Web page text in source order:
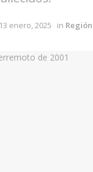
13 enero, 2025 in Región